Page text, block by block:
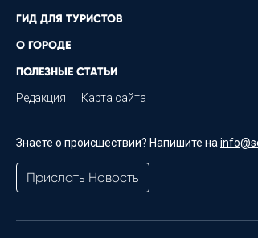
ГИД ДЛЯ ТУРИСТОВ
О ГОРОДЕ
ПОЛЕЗНЫЕ СТАТЬИ
Редакция Карта сайта
Знаете о происшествии? Напишите на
Прислать Новость